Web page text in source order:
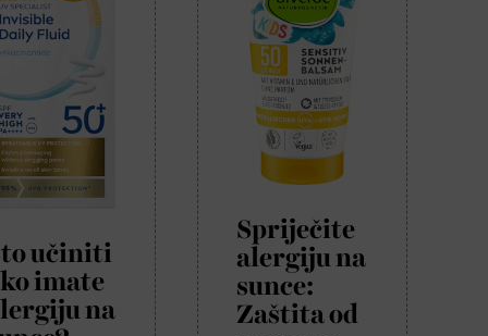
Spriječite
alergiju na
sunce:
Zaštita od
učiniti
imate
na